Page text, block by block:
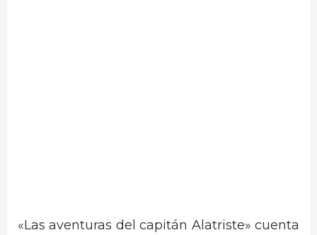
«Las aventuras del capitán Alatriste» cuenta